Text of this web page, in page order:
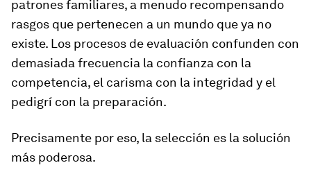
patrones familiares, a menudo recompensando
rasgos que pertenecen a un mundo que ya no
existe. Los procesos de evaluación confunden con
demasiada frecuencia la confianza con la
competencia, el carisma con la integridad y el
pedigrí con la preparación.
Precisamente por eso, la selección es la solución
más poderosa.